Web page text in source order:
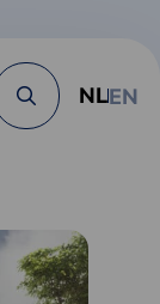
Zoek
knop
NLEN